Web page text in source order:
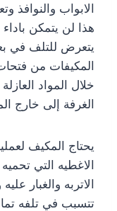
الابواب
هذا لن يتمكن
يتعرض للتلف في
المكيفات من
خلال المواد
الغرفة إلى خارج
يحتاج المكيف
الاغطيه التي
الاتربه والغبار
تتسبب في تلفه